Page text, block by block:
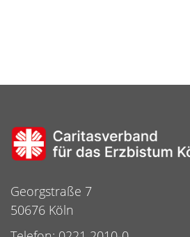
Georgstraße 7
50676 Köln